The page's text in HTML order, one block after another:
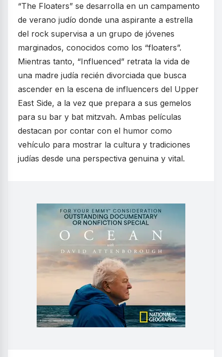
“The Floaters” se desarrolla en un campamento
de verano judío donde una aspirante a estrella
del rock supervisa a un grupo de jóvenes
marginados, conocidos como los “floaters”.
Mientras tanto, “Influenced” retrata la vida de
una madre judía recién divorciada que busca
ascender en la escena de influencers del Upper
East Side, a la vez que prepara a sus gemelos
para su bar y bat mitzvah. Ambas películas
destacan por contar con el humor como
vehículo para mostrar la cultura y tradiciones
judías desde una perspectiva genuina y vital.